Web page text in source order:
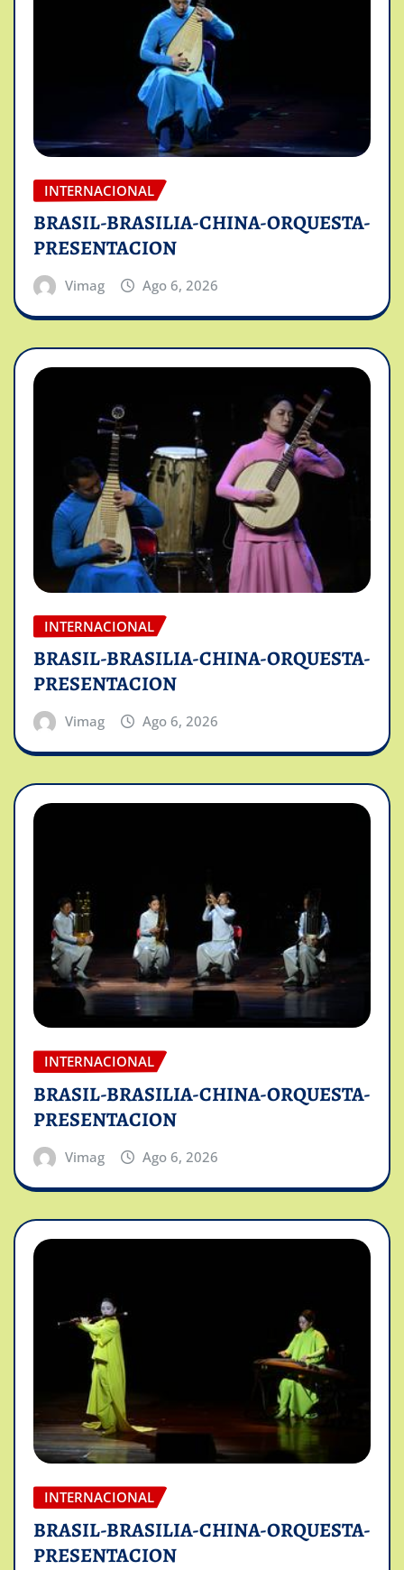
INTERNACIONAL
BRASIL-BRASILIA-CHINA-ORQUESTA-
PRESENTACION
Vimag Ago 6, 2026
INTERNACIONAL
BRASIL-BRASILIA-CHINA-ORQUESTA-
PRESENTACION
Vimag Ago 6, 2026
INTERNACIONAL
BRASIL-BRASILIA-CHINA-ORQUESTA-
PRESENTACION
Vimag Ago 6, 2026
INTERNACIONAL
BRASIL-BRASILIA-CHINA-ORQUESTA-
PRESENTACION